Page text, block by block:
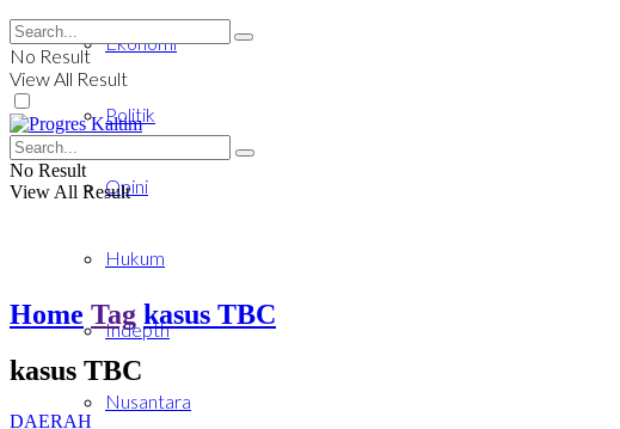
Ekonomi
Politik
Opini
Hukum
Indepth
Nusantara
No Result
View All Result
No Result
View All Result
Home Tag kasus TBC
kasus TBC
DAERAH